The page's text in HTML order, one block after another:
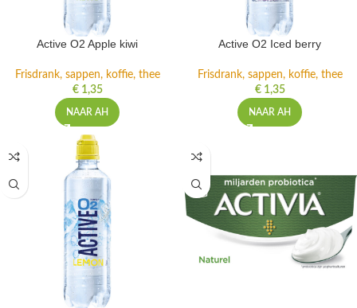
Active O2 Apple kiwi
Frisdrank, sappen, koffie, thee
€1,35
NAAR AH
Active O2 Iced berry
Frisdrank, sappen, koffie, thee
€1,35
NAAR AH